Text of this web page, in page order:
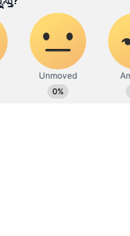
ಆತ್ಮಹತ್ಯೆ
ಅಥಣಿ ತಾಲೂಕಿನ
ಮಾತನಾಡಿದ್ದ ಶಾಸಕ
ವಾರಿಯರ್ಸ್ ಅವಾರ್ಡ್,
ಮತ್ತು ಸಾಹಿತ್ಯಾಸಕ್ತರು.